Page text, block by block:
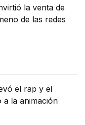
la venta de
de las redes
el rap y el
a la animación